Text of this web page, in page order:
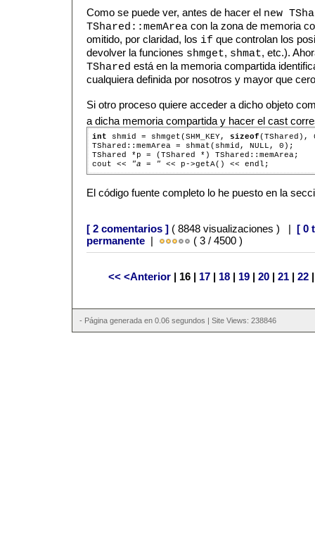
Como se puede ver, antes de hacer el new
TShared::memArea con la zona de memoria
omitido, por claridad, los if que controlan los
devolver la funciones shmget, shmat, etc.).
TShared está en la memoria compartida
cualquiera definida por nosotros y mayor que
Si otro proceso quiere acceder a dicho objeto
a dicha memoria compartida y hacer el cast
int shmid = shmget(SHM_KEY, sizeof(TShared),
TShared::memArea = shmat(shmid, NULL, 0);
TShared *p = (TShared *) TShared::memArea;
cout <<
"a = "
El código fuente completo lo he puesto en la
[ 2 comentarios ] ( 8848 visualizaciones ) | [ 0
permanente | ( 3 / 4500 )
<< <Anterior | 16 | 17 | 18 | 19 | 20 | 21 | 22
- Página generada en 0.06 segundos | Site Views: 238846